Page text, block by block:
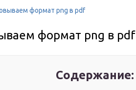
формат png в pdf
формат png в pdf
Содержание: